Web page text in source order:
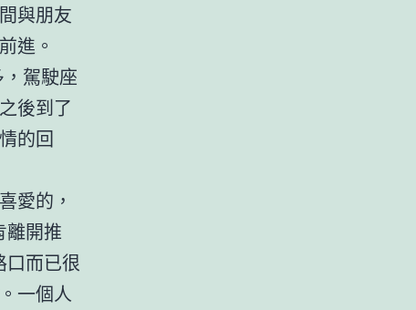
與朋友
進。
駕駛座
後到了
的回
愛的，
離開推
口而已很
一個人